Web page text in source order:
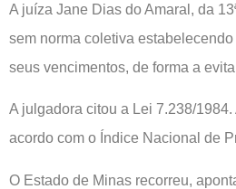
A juíza Jane Dias do Amaral, da
sem norma coletiva
seus vencimentos, de forma a
A julgadora citou a Lei 7.238/
acordo com o Índice Nacional de
O Estado de Minas recorreu,